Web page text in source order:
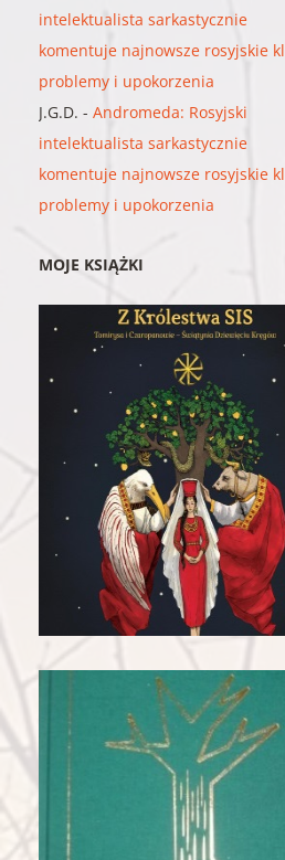
intelektualista sarkastycznie
komentuje najnowsze rosyjskie
problemy i upokorzenia
J.G.D. -Andromeda: Rosyjski
intelektualista sarkastycznie
komentuje najnowsze rosyjskie
problemy i upokorzenia
MOJE KSIĄŻKI